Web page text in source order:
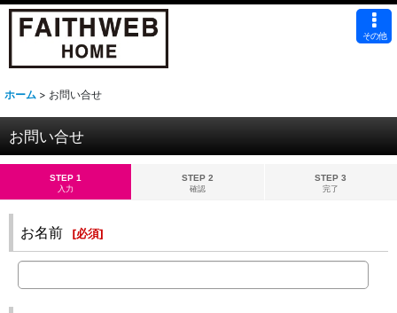
その他
ホーム > お問い合せ
お問い合せ
STEP 1
入力
STEP 2
確認
STEP 3
完了
お名前 [必須]